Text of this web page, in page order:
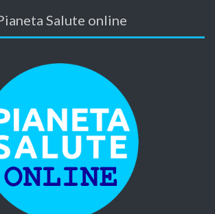
Salute online